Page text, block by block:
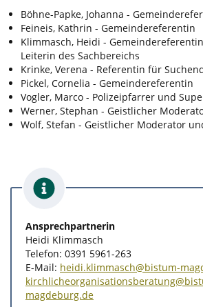
Böhne-Papke, Johanna -
Feineis, Kathrin - Gemeindereferentin
Klimmasch, Heidi -
Leiterin des Sachbereichs
Krinke, Verena - Referentin für
Pickel, Cornelia - Gemeindereferentin
Vogler, Marco - Polizeipfarrer und
Werner, Stephan - Geistlicher
Wolf, Stefan - Geistlicher Moderator
Ansprechpartnerin
Heidi Klimmasch
Telefon: 0391 5961-263
E-Mail: heidi.klimmasch@bistum-
magdeburg.de